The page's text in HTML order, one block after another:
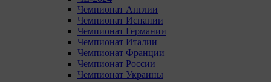
Чемпионат Англии
Чемпионат Испании
Чемпионат Германии
Чемпионат Италии
Чемпионат Франции
Чемпионат России
Чемпионат Украины